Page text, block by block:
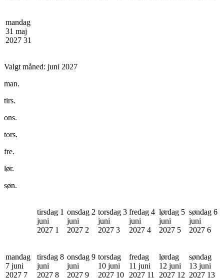
mandag
31 maj
2027 31
Valgt måned: juni 2027
man.
tirs.
ons.
tors.
fre.
lør.
søn.
tirsdag 1
juni
2027 1
onsdag 2
juni
2027 2
torsdag 3
juni
2027 3
fredag 4
juni
2027 4
lørdag 5
juni
2027 5
søndag 6
juni
2027 6
mandag
7 juni
2027 7
tirsdag 8
juni
2027 8
onsdag 9
juni
2027 9
torsdag
10 juni
2027 10
fredag
11 juni
2027 11
lørdag
12 juni
2027 12
søndag
13 juni
2027 13